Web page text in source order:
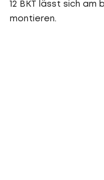
12 BKT lässt sich am
montieren.